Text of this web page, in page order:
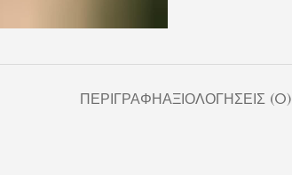
ΠΕΡΙΓΡΑΦΉΑΞΙΟΛΟΓΉΣΕΙΣ (0)